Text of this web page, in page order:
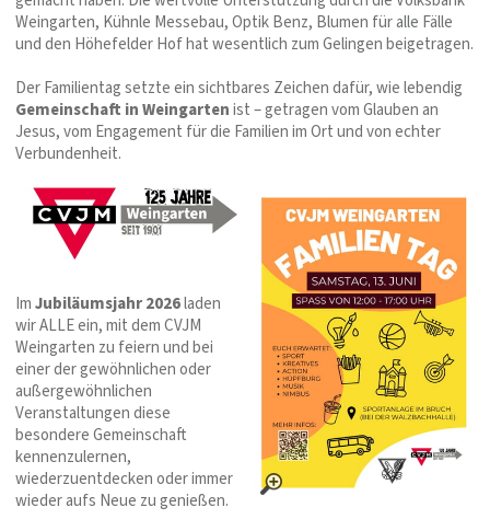
Weingarten, Kühnle Messebau, Optik Benz, Blumen für alle Fälle
und den Höhefelder Hof hat wesentlich zum Gelingen beigetragen.
Der Familientag setzte ein sichtbares Zeichen dafür, wie lebendig
Gemeinschaft in Weingartenist – getragen vom Glauben an
Jesus, vom Engagement für die Familien im Ort und von echter
Verbundenheit.
ImJubiläumsjahr 2026laden
wir ALLE ein, mit dem CVJM
Weingarten zu feiern und bei
einer der gewöhnlichen oder
außergewöhnlichen
Veranstaltungen diese
besondere Gemeinschaft
kennenzulernen,
wiederzuentdecken oder immer
wieder aufs Neue zu genießen.